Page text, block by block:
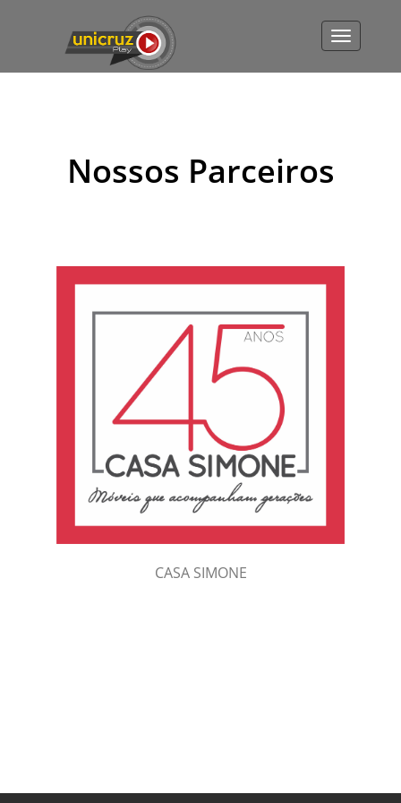
Toggle
Nossos Parceiros
CASA SIMONE